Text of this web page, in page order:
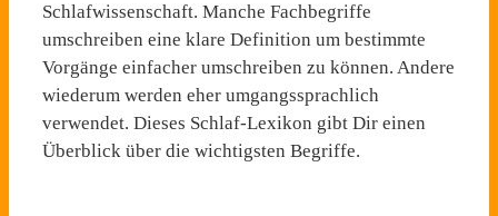
Schlafwissenschaft. Manche Fachbegriffe
umschreiben eine klare Definition um bestimmte
Vorgänge einfacher umschreiben zu können. Andere
wiederum werden eher umgangssprachlich
verwendet. Dieses Schlaf-Lexikon gibt Dir einen
Überblick über die wichtigsten Begriffe.